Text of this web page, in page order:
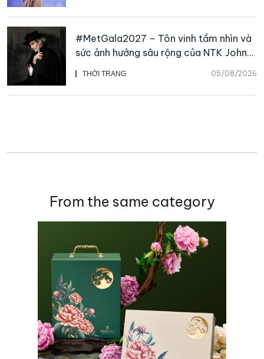
THỜI TRANG 05/08/2026
#MetGala2027 – Tôn vinh tầm nhìn và
sức ảnh hưởng sâu rộng của NTK John
Galliano
From the same category